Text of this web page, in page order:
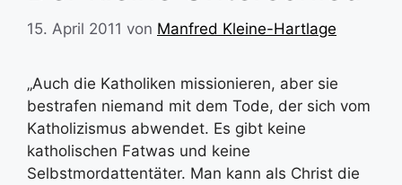
15. April 2011 von Manfred Kleine-Hartlage
„Auch die Katholiken missionieren, aber sie
bestrafen niemand mit dem Tode, der sich vom
Katholizismus abwendet. Es gibt keine
katholischen Fatwas und keine
Selbstmordattentäter. Man kann als Christ die